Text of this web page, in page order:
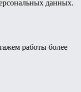
данных.
работы более